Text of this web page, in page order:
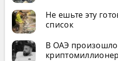
Не ешьте эту
список
В ОАЭ произошло